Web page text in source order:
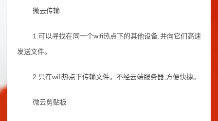
微云传输
1.可以寻找在同一个wifi热点下的其他设备,并向它们高速
发送文件。
2.只在wifi热点下传输文件。不经云端服务器,方便快捷。
微云剪贴板